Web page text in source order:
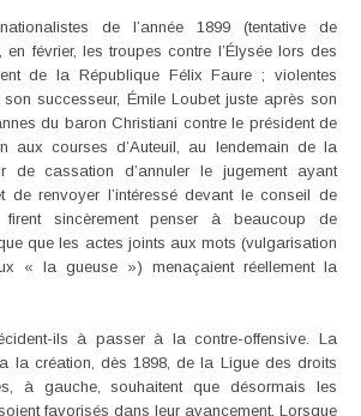
de l’année 1899 (tentative de
en février, les troupes contre l’Élysée lors des
de la République Félix Faure ; violentes
successeur, Émile Loubet juste après son
du baron Christiani contre le président de
aux courses d’Auteuil, au lendemain de la
cassation d’annuler le jugement ayant
de renvoyer l’intéressé devant le conseil de
sincèrement penser à beaucoup de
que les actes joints aux mots (vulgarisation
« la gueuse ») menaçaient réellement la
ils à passer à la contre-offensive. La
la création, dès 1898, de la Ligue des droits
à gauche, souhaitent que désormais les
favorisés dans leur avancement. Lorsque